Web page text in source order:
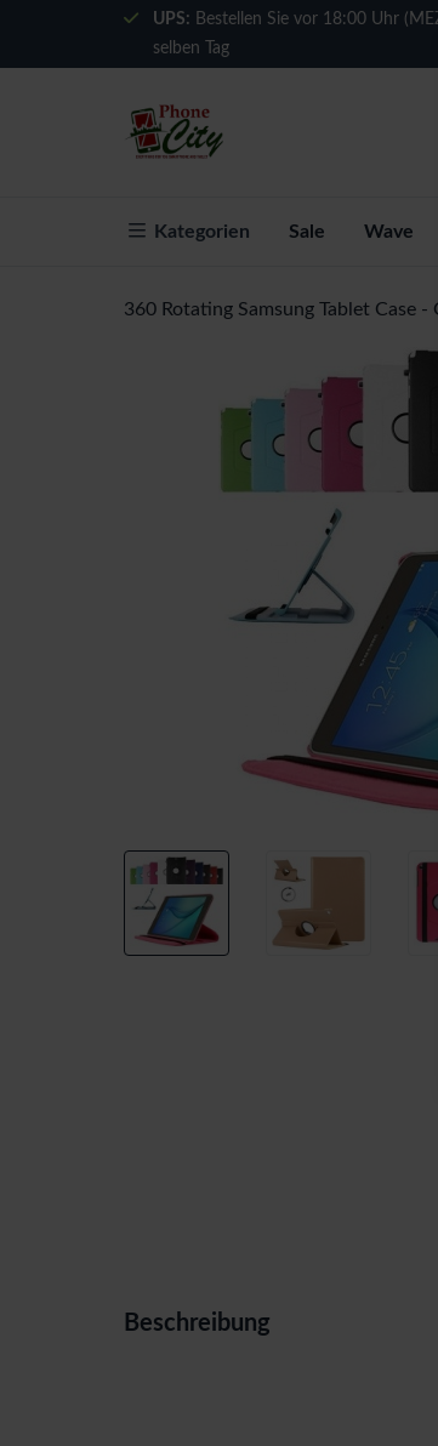
UPS: Bestellen Sie vor 18:00 Uhr
selben Tag
Kategorien Sale Wave
360 Rotating Samsung Tablet Case -
Beschreibung